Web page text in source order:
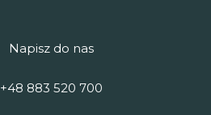
Napisz do nas
+48 883 520 700